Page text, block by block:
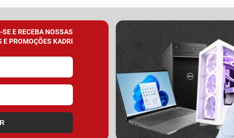
SE E RECEBA NOSSAS
E PROMOÇÕES KADRI